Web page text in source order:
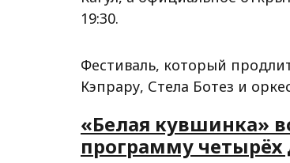
19:30.
Фестиваль, который
Кэпрару, Стела Ботез и
«Белая кувшинка»
программу четырёх